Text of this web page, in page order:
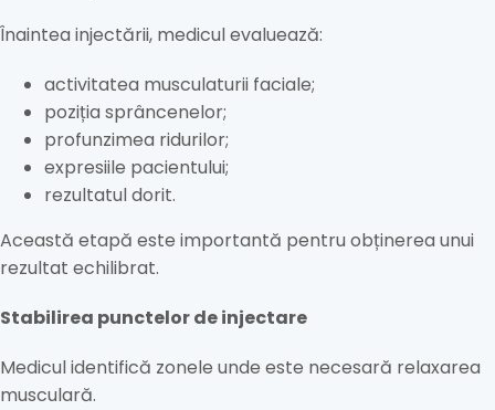
Înaintea injectării, medicul evaluează:
activitatea musculaturii faciale;
poziția sprâncenelor;
profunzimea ridurilor;
expresiile pacientului;
rezultatul dorit.
Această etapă este importantă pentru obținerea unui
rezultat echilibrat.
Stabilirea punctelor de injectare
Medicul identifică zonele unde este necesară relaxarea
musculară.